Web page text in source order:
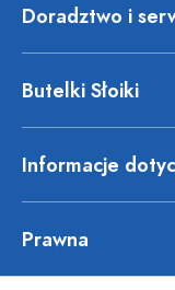
Doradztwo i
Butelki Słoiki
Informacje
Prawna